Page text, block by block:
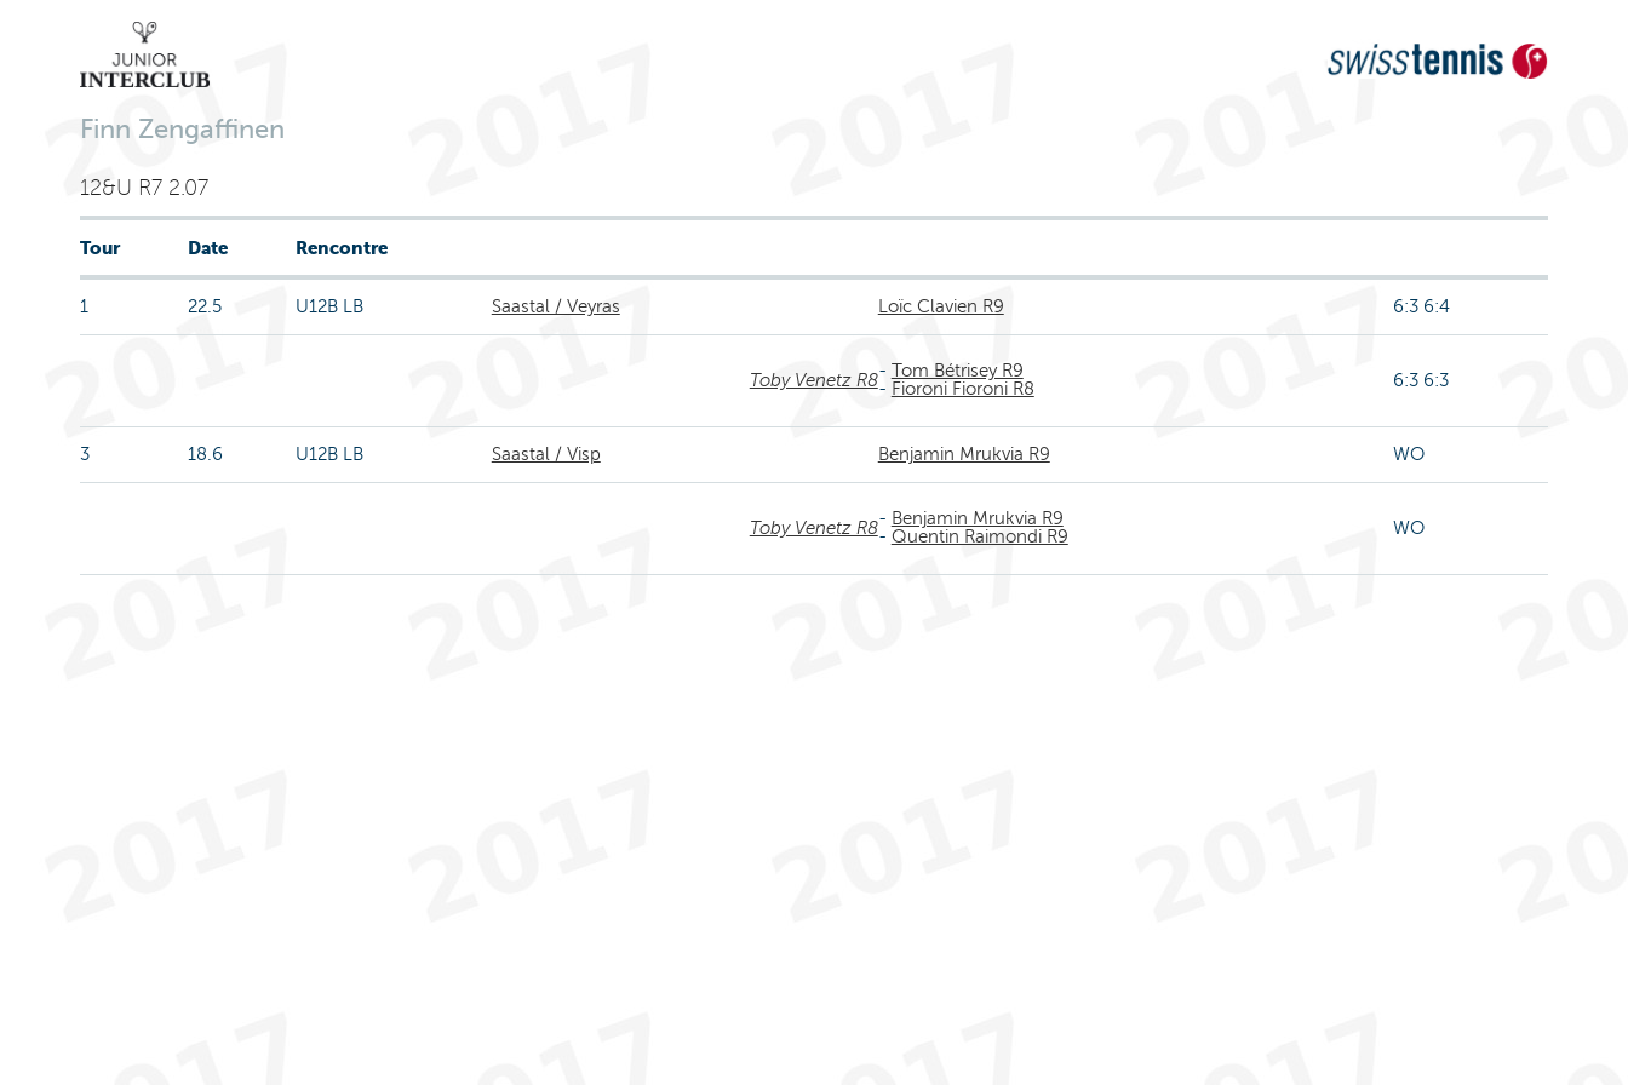
Finn Zengaffinen
12&U R7 2.07
Tour Date Rencontre
1 22.5 U12B LB Saastal / Veyras Loïc Clavien R9 6:3 6:4
Toby Venetz R8- Tom Bétrisey R9
- Fioroni Fioroni R8 6:3 6:3
3 18.6 U12B LB Saastal / Visp Benjamin Mrukvia R9 WO
Toby Venetz R8- Benjamin Mrukvia R9
- Quentin Raimondi R9 WO